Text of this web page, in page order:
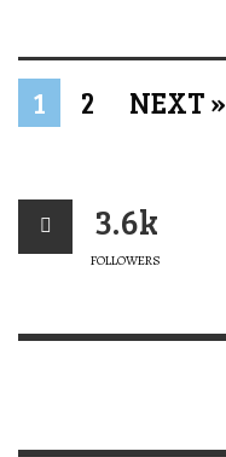
1 2 NEXT »
3.6k
FOLLOWERS